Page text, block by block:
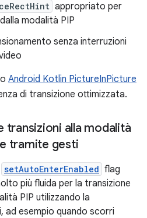
appropriato per
modalità PIP
senza interruzioni
Android Kotlin PictureInPicture
di transizione ottimizzata.
transizioni alla modalità
tramite gesti
setAutoEnterEnabled flag
più fluida per la transizione
PIP utilizzando la
ad esempio quando scorri